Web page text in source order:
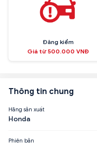
Đăng kiểm
Giá từ 500.000 VNĐ
Thông tin chung
Hãng sản xuất
Honda
Phiên bản